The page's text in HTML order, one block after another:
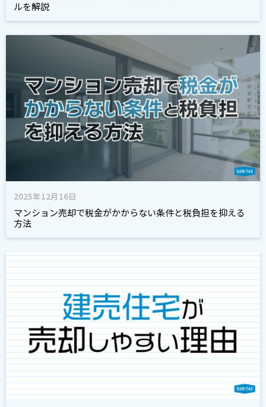
ルを解説
2025年12月16日
マンション売却で税金がかからない条件と税負担を抑える
方法